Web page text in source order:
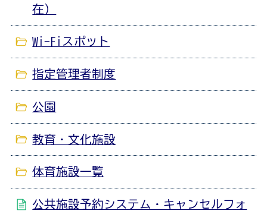
在）
Wi-Fiスポット
指定管理者制度
公園
教育・文化施設
体育施設一覧
公共施設予約システム・キャンセルフォ